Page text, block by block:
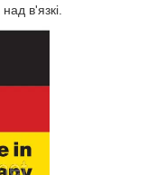
над в'язкі.